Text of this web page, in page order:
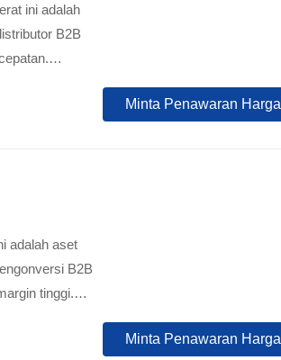
ini adalah
B2B
ini
utilitas yang
dari jadwal.
Minta Penawaran Harga
adalah aset
B2B
tinggi.
Minta Penawaran Harga